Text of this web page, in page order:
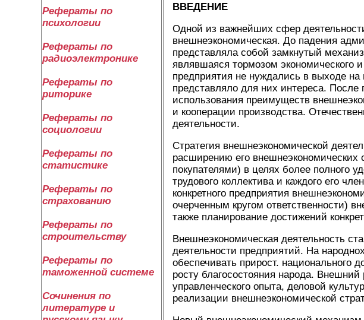
Рефераты по
психологии
Рефераты по
радиоэлектронике
Рефераты по
риторике
Рефераты по
социологии
Рефераты по
статистике
Рефераты по
страхованию
Рефераты по
строительству
Рефераты по
таможенной системе
Сочинения по
литературе и
ВВЕДЕНИЕ
Одной из важнейших сфер
внешнеэкономическая. До падения
представляла собой замкнутый
являвшаяся тормозом экономического
предприятия не нуждались в выходе
представляло для них интереса. После
использования преимуществ
и кооперации производства.
деятельности.
Стратегия внешнеэкономической
расширению его внешнеэкономических
покупателями) в целях более полного
трудового коллектива и каждого его
конкретного предприятия
очерченным кругом ответственности)
также планирование достижений
Внешнеэкономическая деятельность
деятельности предприятий. На
обеспечивать прирост. национального
росту благосостояния народа.
управленческого опыта, деловой
реализации внешнеэкономической